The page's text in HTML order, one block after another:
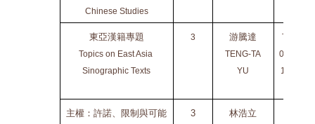
Chinese Studies
東亞漢籍專題
Topics on East Asia
Sinographic Texts
3 游騰達
TENG-TA
YU
TUE
0900-
1200
主權：許諾、限制與可能
3
林浩立